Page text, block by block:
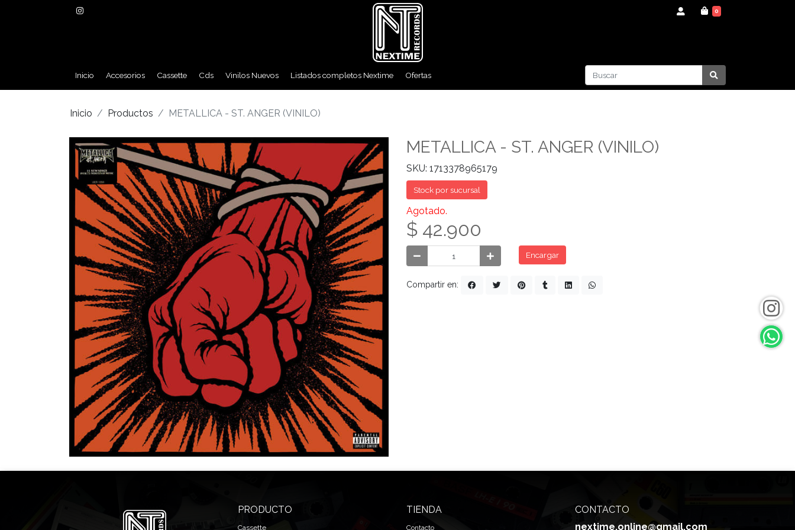
0
Inicio Accesorios Cassette Cds Vinilos Nuevos Listados completos Nextime Ofertas
Inicio Productos METALLICA - ST. ANGER (VINILO)
METALLICA - ST. ANGER (VINILO)
SKU: 1713378965179
Stock por sucursal
Agotado.
$ 42.900
Encargar
Compartir en:
PRODUCTO
Cassette
TIENDA
Contacto
CONTACTO
nextime.online@gmail.com